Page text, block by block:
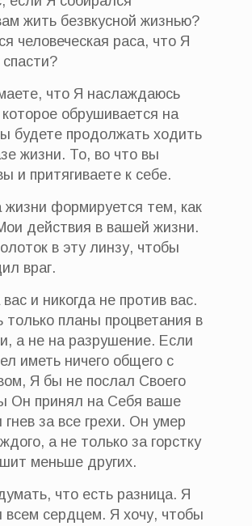
жить безвкусной жизнью?
человеческая раса, что Я
что Я наслаждаюсь
обрушивается на
будете продолжать ходить
жизни. То, во что вы
и притягиваете к себе.
формируется тем, как
действия в вашей жизни.
в эту линзу, чтобы
враг.
и никогда не против вас.
только планы процветания в
а не на разрушение. Если
иметь ничего общего с
Я бы не послал Своего
Он принял на Себя ваше
гнев за все грехи. Он умер
а не только за горстку
меньше других.
что есть разница. Я
сердцем. Я хочу, чтобы